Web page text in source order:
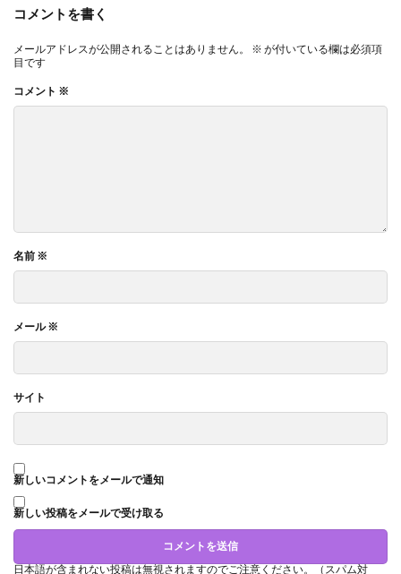
コメントを書く
メールアドレスが公開されることはありません。 ※ が付いている欄は必須項
目です
コメント ※
名前 ※
メール※
サイト
新しいコメントをメールで通知
新しい投稿をメールで受け取る
日本語が含まれない投稿は無視されますのでご注意ください。（スパム対